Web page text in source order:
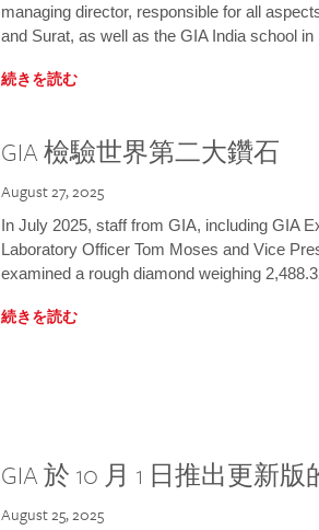
managing director, responsible for all
and Surat, as well as the GIA India school in
続きを読む
GIA 檢驗世界第二大鑽石
August 27, 2025
In July 2025, staff from GIA, including GIA
Laboratory Officer Tom Moses and Vice
examined a rough diamond weighing
続きを読む
GIA 於 10 月 1 日推出更新
August 25, 2025